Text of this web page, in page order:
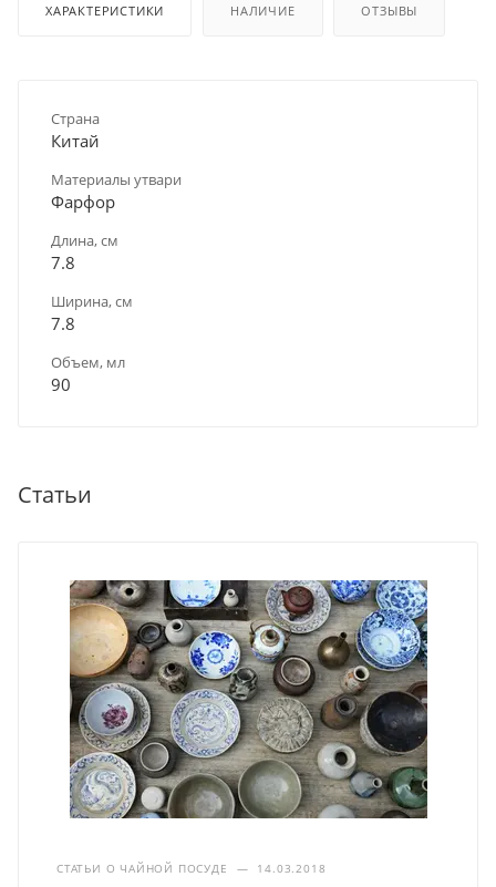
ХАРАКТЕРИСТИКИ НАЛИЧИЕ ОТЗЫВЫ
Страна
Китай
Материалы утвари
Фарфор
Длина, см
7.8
Ширина, см
7.8
Объем, мл
90
Статьи
СТАТЬИ О ЧАЙНОЙ ПОСУДЕ — 14.03.2018